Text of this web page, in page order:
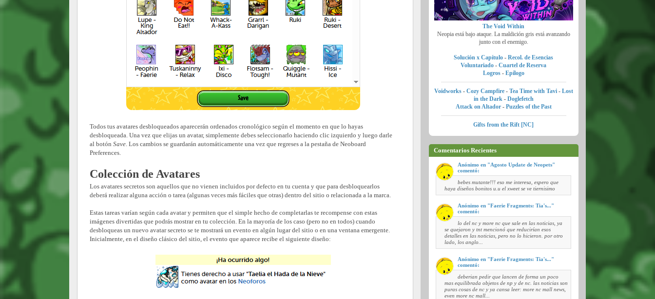
Todos tus avatares desbloqueados aparecerán ordenados cronológico según el momento en que lo hayas
desbloqueada. Una vez que elijas un avatar, simplemente debes seleccionarlo haciendo clic izquierdo y luego darle
al botón Save. Los cambios se guardarán automáticamente una vez que regreses a la pestaña de Neoboard
Preferences.
Colección de Avatares
Los avatares secretos son aquellos que no vienen incluidos por defecto en tu cuenta y que para desbloquearlos
deberá realizar alguna acción o tarea (algunas veces más fáciles que otras) dentro del sitio o relacionada a la marca.
Estas tareas varían según cada avatar y permiten que el simple hecho de completarlas te recompense con estas
imágenes divertidas que podrás mostrar en tu colección. En la mayoría de los caso (pero no en todos) cuando
desbloqueas un nuevo avatar secreto se te mostrará un evento en algún lugar del sitio o en una ventana emergente.
Inicialmente, en el diseño clásico del sitio, el evento que aparece recibe el siguiente diseño:
The Void Within
Neopia está bajo ataque. La maldición gris está avanzando
junto con el enemigo.
Solución x Capítulo -Recol. de Esencias
Voluntariado -Cuartel de Reserva
Logros- Epílogo
Voidworks- Cozy Campfire - Tea Time with Tavi- Lost
in the Dark - Doglefetch
Attack on Altador- Puzzles of the Past
Gifts from the Rift [NC]
Comentarios Recientes
Anónimo en "Agosto Update de Neopets"
comentó:
bebes mutante!!! eso me interesa, espero que
haya diseños bonitos u.u el xweet se ve tiernisimo
Anónimo en "Faerie Fragments: Tia's..."
comentó:
lo del nc y more nc que sale en las noticias, ya
se quejaron y tnt mencionó que reducirían esos
detalles en las noticias, pero no lo hicieron. por otro
lado, los anglo...
Anónimo en "Faerie Fragments: Tia's..."
comentó:
deberian pedir que lancen de forma un poco
mas equilibrada objetos de np y de nc. las noticias son
puras cosas de nc y ya cansa leer: more nc mall news,
even more nc mall...